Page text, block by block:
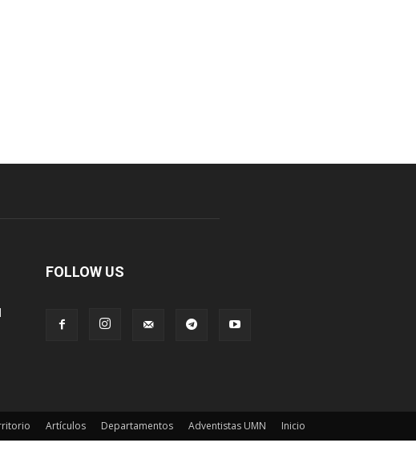
FOLLOW US
Artículos Departamentos Adventistas UMN Inicio